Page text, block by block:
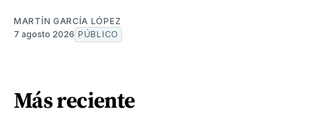
MARTÍN GARCÍA LÓPEZ
7 agosto 2026 PÚBLICO
Más reciente